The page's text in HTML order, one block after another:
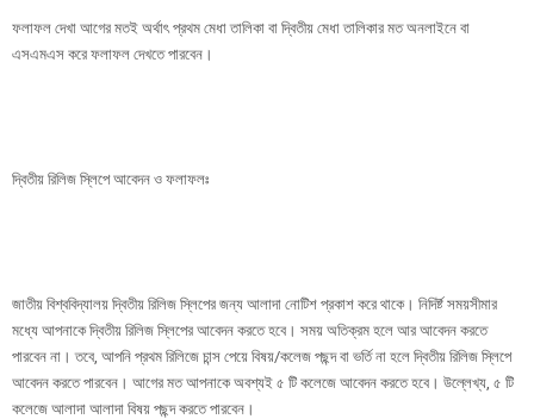
ফলাফল দেখা আগের মতই অর্থাৎ প্রথম মেধা তালিকা বা দ্বিতীয় মেধা তালিকার মত অনলাইনে বা
এসএমএস করে ফলাফল দেখতে পারবেন।
দ্বিতীয় রিলিজ স্লিপে আবেদন ও ফলাফলঃ
জাতীয় বিশ্ববিদ্যালয় দ্বিতীয় রিলিজ স্লিপের জন্য আলাদা নোটিশ প্রকাশ করে থাকে। নিদির্ষ্ট সময়সীমার
মধ্যে আপনাকে দ্বিতীয় রিলিজ স্লিপের আবেদন করতে হবে। সময় অতিক্রম হলে আর আবেদন করতে
পারবেন না। তবে, আপনি প্রথম রিলিজে চান্স পেয়ে বিষয়/কলেজ পছন্দ বা ভর্তি না হলে দ্বিতীয় রিলিজ স্লিপে
আবেদন করতে পারবেন। আগের মত আপনাকে অবশ্যই ৫ টি কলেজে আবেদন করতে হবে। উল্লেখ্য, ৫ টি
কলেজে আলাদা আলাদা বিষয় পছন্দ করতে পারবেন।